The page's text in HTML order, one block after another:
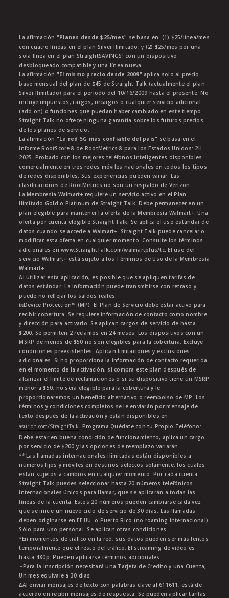
La afirmación "Planes desde $25/mes" se basa en: (1) $25/línea/mes
con cuatro líneas en el plan Silver Ilimitado; y (2) $25/mes por una
sola línea en el plan StraightSAVINGS! con un dispositivo
desbloqueado compatible y una línea nueva.
La afirmación "El mismo precio desde 2009" aplica solo al precio
base mensual del plan de $45 de Straight Talk (actualmente el plan
Silver Ilimitado) para el periodo del 10/16/2009 hasta el presente. No
incluye impuestos, cargos, recargos o cualquier servicio adicional
(add on) o funciones que puedan haber cambiado en este tiempo.
Straight Talk no ofrece ninguna garantía sobre los futuros precios
de los planes de servicio.
La afirmación "La red 5G más confiable del país" se basa en el
informe RootScore® de RootMetrics® para los Estados Unidos: 2H
2025. Probado con los mejores teléfonos inteligentes disponibles
comercialmente en tres redes móviles nacionales en todos los tipos
de redes disponibles. Sus experiencias pueden variar. Las
clasificaciones de RootMetrics no son un respaldo de Verizon.
La Membresía Walmart+ requiere un servicio activo en el Plan
Ilimitado Gold o Platinum de Straight Talk. Debe permanecer en un
plan elegible para mantener la oferta de la Membresía Walmart+. Una
oferta por cuenta elegible Straight Talk. Se aplica el uso estándar de
datos cuando se accede a Walmart+. Straight Talk puede cancelar o
modificar esta oferta en cualquier momento. Consulte los términos
adicionales en www.StraightTalk.com/walmartplus/tc. El uso del
servicio Walmart+ está sujeto a los Términos de Uso de la Membresía
Walmart+.
Al utilizar esta aplicación, es posible que se apliquen tarifas de
datos estándar. La información puede transmitirse con retraso y
puede no reflejar los saldos reales.
ŧŧDevice Protection™ (MP): El Plan de Servicio debe estar activo para
recibir cobertura. Se requiere información de contacto como nombre
y dirección para activarlo. Se aplican cargos de servicio de hasta
$200. Se permiten 2 reclamos en 24 meses. Los dispositivos con un
MSRP de menos de $50 no son elegibles para la cobertura. Excluye
condiciones preexistentes. Aplican limitaciones y exclusiones
adicionales. Si no proporciona la información de contacto requerida
en el momento de la activación, si compra este plan después de
alcanzar el límite de reclamaciones o si su dispositivo tiene un MSRP
menor a $50, no será elegible para la cobertura y le
proporcionaremos un beneficio alternativo o reembolso de MP. Los
términos y condiciones completos se le enviarán por mensaje de
texto después de la activación y están disponibles en
asurion.com/StraightTalk. Programa Quédate con tu Propio Teléfono:
Debe estar en buena condición de funcionamiento, aplica un cargo
por servicio de $200 y las opciones de reemplazo variarán.
** Las llamadas internacionales ilimitadas están disponibles a
números fijos y móviles en destinos selectos solamente, los cuales
están sujetos a cambios en cualquier momento. Por cada cuenta
Straight Talk puedes seleccionar hasta 20 números telefónicos
internacionales únicos para llamar, que se aplicarán a todas las
líneas de la cuenta. Estos 20 números pueden cambiarse cada vez
que se inicie un nuevo ciclo de servicio de 30 días. Las llamadas
deben originarse en EE.UU. o Puerto Rico (no roaming internacional).
Sólo para uso personal. Se aplican otras condiciones.
*En momentos de tráfico en la red, sus datos pueden ser más lentos
temporalmente que el resto del tráfico. El streaming de video es
hasta 480p. Pueden aplicarse términos adicionales.
∞Para la inscripción necesitará una Tarjeta de Credito y una Cuenta,
Un mes equivale a 30 dias.
∆Al enviar mensajes de texto con palabras clave al 611611, está de
acuerdo en recibir mensajes de respuesta. Se pueden aplicar tarifas